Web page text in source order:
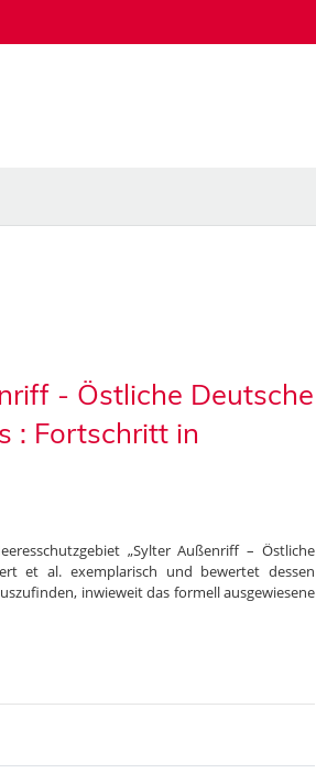
- Östliche Deutsche
: Fortschritt in
„Sylter Außenriff – Östliche
et al. exemplarisch und bewertet dessen
inwieweit das formell ausgewiesene